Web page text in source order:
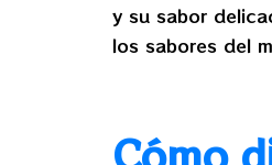
y su sabor
los sabores del